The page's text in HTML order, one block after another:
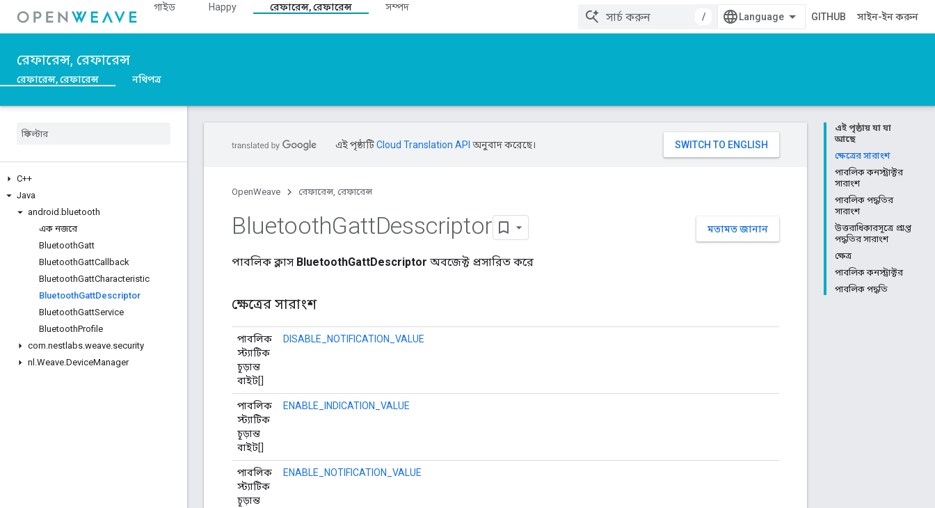
গাইড Happy রেফারেন্স, রেফারেন্স
সম্পদ
/
GITHUB সাইন-ইন করুন
রেফারেন্স, রেফারেন্স
রেফারেন্স, রেফারেন্স নথিপত্র
C++
Java
android .bluetooth
এক নজরে
BluetoothGatt
BluetoothGattCallback
BluetoothGattCharacteristic
BluetoothGattDescriptor
BluetoothGattService
BluetoothProfile
com.nestlabs.weave.security
nl .Weave.DeviceManager
এই পৃষ্ঠায় যা যা
আছে
ক্ষেত্রের সারাংশ
পাবলিক কনস্ট্রাক্টর
সারাংশ
পাবলিক পদ্ধতির
সারাংশ
উত্তরাধিকারসূত্রে প্রাপ্ত
পদ্ধতির সারাংশ
ক্ষেত্র
পাবলিক কনস্ট্রাক্টর
পাবলিক পদ্ধতি
এই পৃষ্ঠাটিCloud Translation API অনুবাদ করেছে।
OpenWeave রেফারেন্স, রেফারেন্স
মতামত জানান
BluetoothGattDesscriptor
পাবলিক ক্লাস BluetoothGattDescriptor অবজেক্ট প্রসারিত করে
ক্ষেত্রের সারাংশ
পাবলিক
স্ট্যাটিক
চূড়ান্ত
বাইট[]
DISABLE_NOTIFICATION_VALUE
পাবলিক
স্ট্যাটিক
চূড়ান্ত
বাইট[]
ENABLE_INDICATION_VALUE
পাবলিক
স্ট্যাটিক
চূড়ান্ত
ENABLE_NOTIFICATION_VALUE